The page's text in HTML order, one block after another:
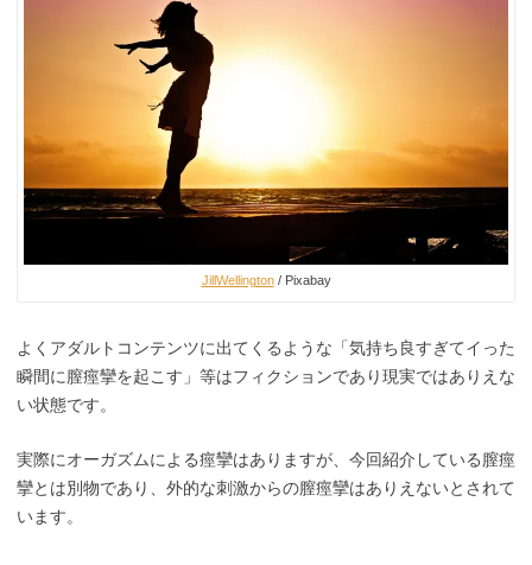
JillWellington/ Pixabay
よくアダルトコンテンツに出てくるような「気持ち良すぎてイった
瞬間に膣痙攣を起こす」等はフィクションであり現実ではありえな
い状態です。
実際にオーガズムによる痙攣はありますが、今回紹介している膣痙
攣とは別物であり、外的な刺激からの膣痙攣はありえないとされて
います。